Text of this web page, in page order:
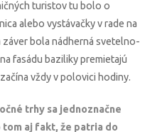
turistov tu bolo o
alebo vystávačky v rade na
záver bola nádherná svetelno-
fasádu baziliky premietajú
vždy v polovici hodiny.
trhy sa jednoznačne
aj fakt, že patria do